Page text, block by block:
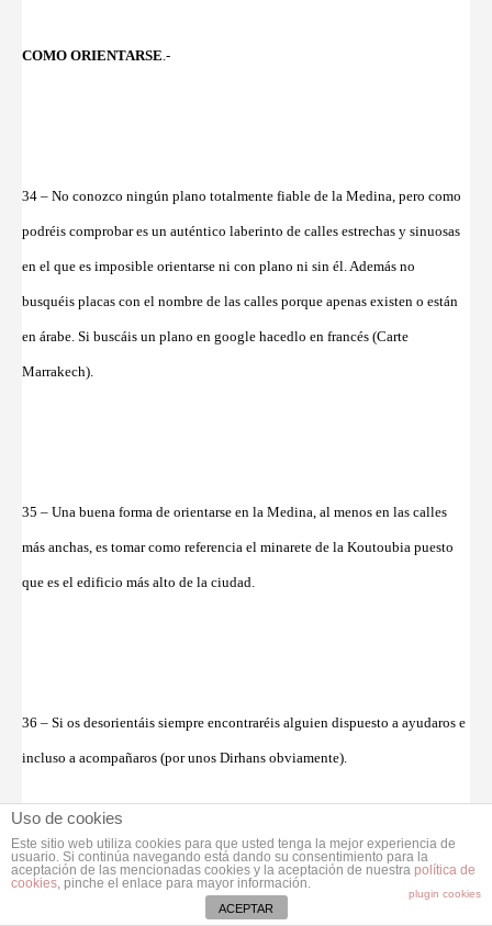
COMO ORIENTARSE.-
34 – No conozco ningún plano totalmente fiable de la Medina, pero como
podréis comprobar es un auténtico laberinto de calles estrechas y sinuosas
en el que es imposible orientarse ni con plano ni sin él. Además no
busquéis placas con el nombre de las calles porque apenas existen o están
en árabe. Si buscáis un plano en google hacedlo en francés (Carte
Marrakech).
35 – Una buena forma de orientarse en la Medina, al menos en las calles
más anchas, es tomar como referencia el minarete de la Koutoubia puesto
que es el edificio más alto de la ciudad.
36 – Si os desorientáis siempre encontraréis alguien dispuesto a ayudaros e
incluso a acompañaros (por unos Dirhans obviamente).
37 – Si son unos niños quienes os acompañan, podéis sustituir los Dirhans
Uso de cookies
Este sitio web utiliza cookies para que usted tenga la mejor experiencia de
usuario. Si continúa navegando está dando su consentimiento para la
aceptación de las mencionadas cookies y la aceptación de nuestra política de
cookies, pinche el enlace para mayor información.
plugin cookies
ACEPTAR